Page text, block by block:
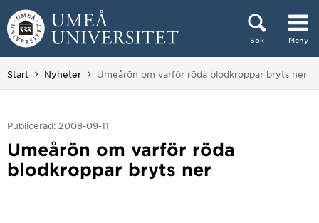
Hoppa direkt till innehållet
Sök Meny
Huvudmenyn dold.
Start Nyheter Du är här:
Umeårön om varför röda blodkroppar bryts ner
Publicerad: 2008-09-11
Umeårön om varför röda
blodkroppar bryts ner